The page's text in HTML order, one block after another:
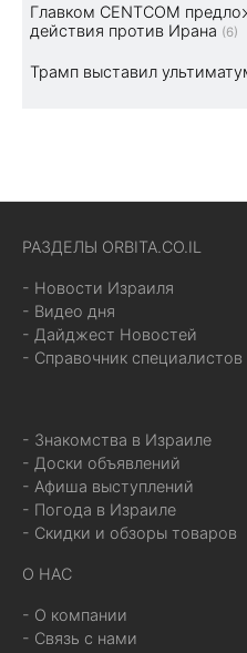
Главком CENTCOM
действия против Ирана (6)
Трамп выставил
РАЗДЕЛЫ ORBITA.CO.IL
- Новости Израиля
- Видео дня
- Дайджест Новостей
- Справочник специалистов
- Знакомства в Израиле
- Доски объявлений
- Афиша выступлений
- Погода в Израиле
- Скидки и обзоры товаров
О НАС
- О компании
- Связь с нами